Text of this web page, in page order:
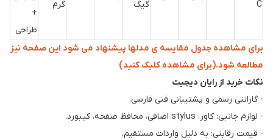
C گیگ گرم
+
طراحی
برای مشاهده جدول مقایسه ی مدلها پیشنهاد می شود این صفحه نیز
مطالعه شود.(برای مشاهده کلیک کنید)
نکات خرید از رایان دیجیت
- گارانتی رسمی و پشتیبانی فنی فارسی.
- لوازم جانبی: کاور، stylus اضافی، محافظ صفحه، کیبورد.
- قیمت رقابتی: به دلیل واردات مستقیم.